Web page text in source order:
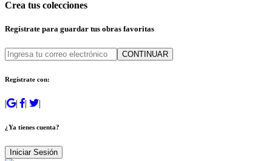
Crea tus colecciones
Regístrate para guardar tus obras favoritas
CONTINUAR
Regístrate con:
| | | |
¿Ya tienes cuenta?
Iniciar Sesión